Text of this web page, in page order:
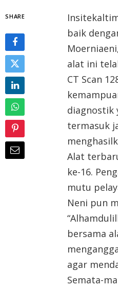
SHARE
baik
alat ini
CT Scan
diagnostik
termasuk
Alat
ke-16.
mutu
Neni pun
bersama
agar
Semata-